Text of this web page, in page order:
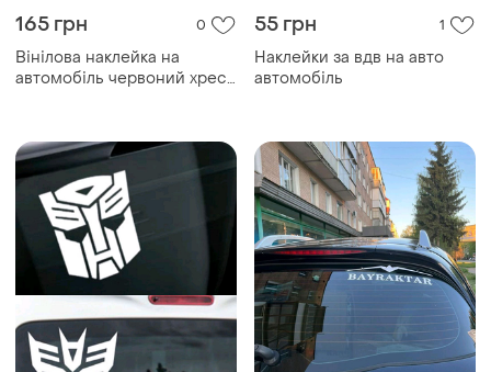
165 грн 0
Вінілова наклейка на
автомобіль червоний хрест
55 грн 1
Наклейки за вдв на авто
автомобіль